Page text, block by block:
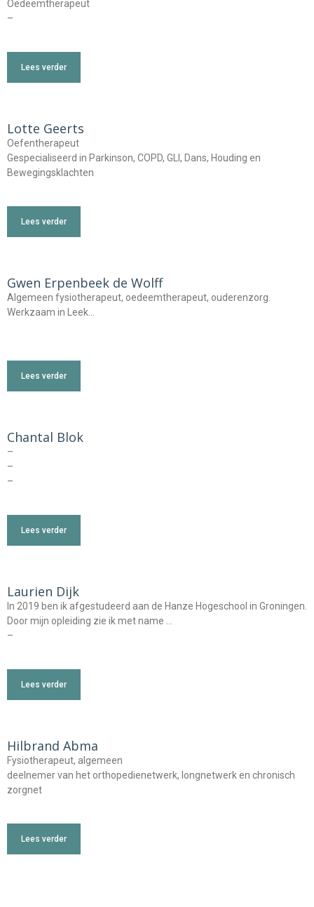
Oedeemtherapeut
–
Lees verder
Lotte Geerts
Oefentherapeut
Gespecialiseerd in Parkinson, COPD, GLI, Dans, Houding en
Bewegingsklachten
Lees verder
Gwen Erpenbeek de Wolff
Algemeen fysiotherapeut, oedeemtherapeut, ouderenzorg.
Werkzaam in Leek…
Lees verder
Chantal Blok
–
–
–
Lees verder
Laurien Dijk
In 2019 ben ik afgestudeerd aan de Hanze Hogeschool in Groningen.
Door mijn opleiding zie ik met name …
–
Lees verder
Hilbrand Abma
Fysiotherapeut, algemeen
deelnemer van het orthopedienetwerk, longnetwerk en chronisch
zorgnet
Lees verder